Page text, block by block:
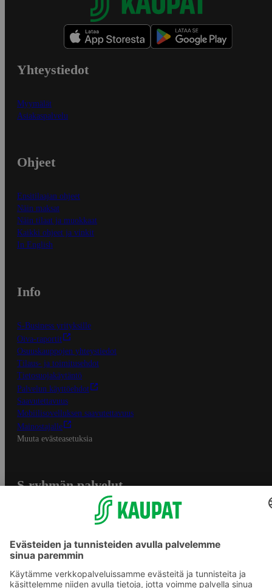
Yhteystiedot
Myymälät
Asiakaspalvelu
Ohjeet
Ensitilaajan ohjeet
Näin maksat
Näin tilaat ja muokkaat
Kaikki ohjeet ja vinkit
In English
Info
S-Business yrityksille
Oiva-raportit
Osuuskauppojen yhteystiedot
Tilaus- ja toimitusehdot
Tietosuojakäytäntö
Palvelun käyttöehdot
Saavutettavuus
Mobiilisovelluksen saavutettavuus
Mainostajalle
Muuta evästeasetuksia
S-ryhmän palvelut
Yhteishyvä Ruoka -sovellus
S-ostoslista -sovellus
Prisma.fi